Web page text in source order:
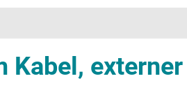
Kabel, externer